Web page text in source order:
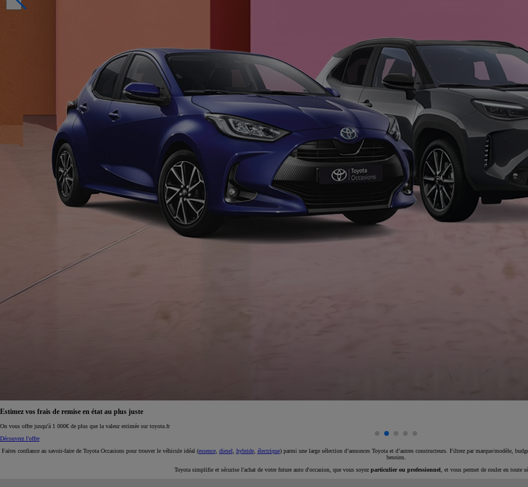
Nouvelle Yaris Cross
Disponible prochainement
Estimez vos frais de remise en état au plus juste
On vous offre jusqu'à 1 000€ de plus que la valeur estimée sur toyota.fr
Découvrez l'offre
Faites confiance au savoir-faire de Toyota Occasions pour trouver le véhicule idéal (essence, diesel hybride, électrique) parmi une large sélection d’annonces Toyota et d’autres constructeurs. Filtrez par marque/modèle,
besoins.
Toyota simplifie et sécurise l'achat de votre future auto d'occasion, que vous soyez particulier ou professionnel , et vous permet de rouler en toute